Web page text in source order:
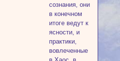
сознания, они
в конечном
итоге ведут к
ясности, и
практики,
вовлеченные